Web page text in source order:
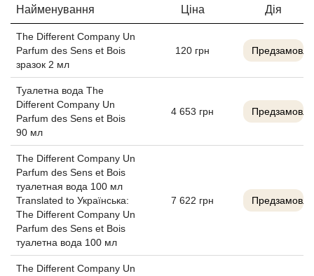
Найменування Ціна Дія
The Different Company Un
Parfum des Sens et Bois
зразок 2 мл
120 грн
Туалетна вода The
Different Company Un
Parfum des Sens et Bois
90 мл
4 653 грн
The Different Company Un
Parfum des Sens et Bois
туалетная вода 100 мл
Translated to Українська:
The Different Company Un
Parfum des Sens et Bois
туалетна вода 100 мл
7 622 грн
The Different Company Un
Ajmal
Al Haramain
Al Jazeera
Alaia Paris
Alexandre Barthet
Alexandre J
Alfred Dunhill